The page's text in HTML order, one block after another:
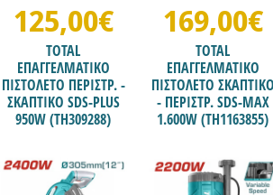
125,00€
TOTAL
ΕΠΑΓΓΕΛΜΑΤΙΚΟ
ΠΙΣΤΟΛΕΤΟ ΠΕΡΙΣΤΡ. -
ΣΚΑΠΤΙΚΟ SDS-PLUS
950W (TH309288)
169,00€
TOTAL
ΕΠΑΓΓΕΛΜΑΤΙΚΟ
ΠΙΣΤΟΛΕΤΟ ΣΚΑΠΤΙΚΟ
- ΠΕΡΙΣΤΡ. SDS-MAX
1.600W (TH1163855)